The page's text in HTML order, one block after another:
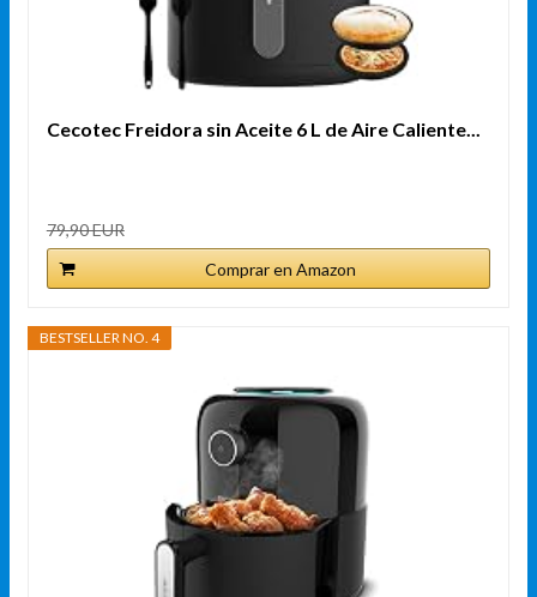
Cecotec Freidora sin Aceite 6 L de Aire Caliente...
79,90 EUR
Comprar en Amazon
BESTSELLER NO. 4